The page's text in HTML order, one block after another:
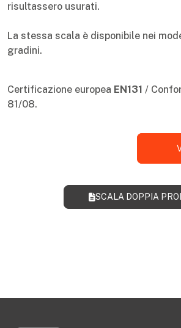
risultassero usurati.
La stessa scala è disponibile nei
gradini.
Certificazione europea EN131 /
81/08.
SCALA DOPPIA